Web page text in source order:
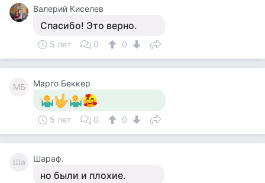
Валерий Киселев
Спасибо! Это верно.
5 лет 0 0
МБ Марго Беккер
5 лет 0 0
Ша Шараф.
но были и плохие.